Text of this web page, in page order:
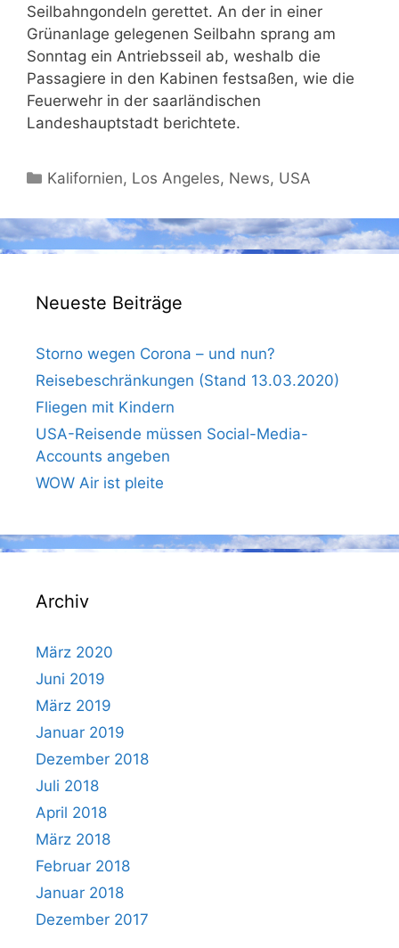
Seilbahngondeln gerettet. An der in einer
Grünanlage gelegenen Seilbahn sprang am
Sonntag ein Antriebsseil ab, weshalb die
Passagiere in den Kabinen festsaßen, wie die
Feuerwehr in der saarländischen
Landeshauptstadt berichtete.
Kategorien
Kalifornien, Los Angeles, News, USA
Neueste Beiträge
Storno wegen Corona – und nun?
Reisebeschränkungen (Stand 13.03.2020)
Fliegen mit Kindern
USA-Reisende müssen Social-Media-
Accounts angeben
WOW Air ist pleite
Archiv
März 2020
Juni 2019
März 2019
Januar 2019
Dezember 2018
Juli 2018
April 2018
März 2018
Februar 2018
Januar 2018
Dezember 2017